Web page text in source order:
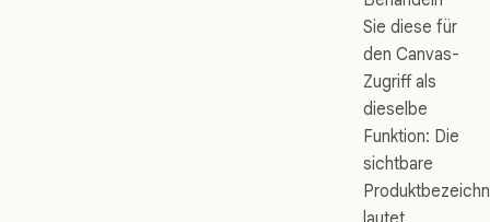
Sie diese für
den Canvas-
Zugriff als
dieselbe
Funktion: Die
sichtbare